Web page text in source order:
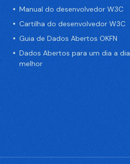
Manual do desenvolvedor W3C
Cartilha do desenvolvedor W3C
Guia de Dados Abertos OKFN
Dados Abertos para um dia a dia
melhor